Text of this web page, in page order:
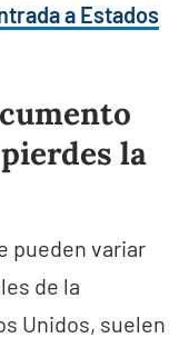
a Estados
la
pueden variar
de la
Unidos, suelen